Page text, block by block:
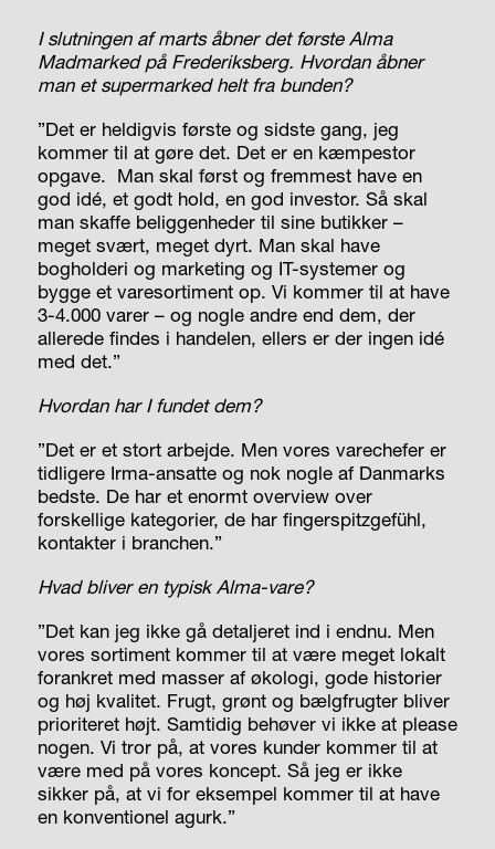
I slutningen af marts åbner det første Alma
Madmarked på Frederiksberg. Hvordan åbner
man et supermarked helt fra bunden?
”Det er heldigvis første og sidste gang, jeg
kommer til at gøre det. Det er en kæmpestor
opgave. Man skal først og fremmest have en
god idé, et godt hold, en god investor. Så skal
man skaffe beliggenheder til sine butikker –
meget svært, meget dyrt. Man skal have
bogholderi og marketing og IT-systemer og
bygge et varesortiment op. Vi kommer til at have
3-4.000 varer – og nogle andre end dem, der
allerede findes i handelen, ellers er der ingen idé
med det.”
Hvordan har I fundet dem?
”Det er et stort arbejde. Men vores varechefer er
tidligere Irma-ansatte og nok nogle af Danmarks
bedste. De har et enormt overviewover
forskellige kategorier, de har fingerspitzgefühl,
kontakter i branchen.”
Hvad bliver en typisk Alma-vare?
”Det kan jeg ikke gå detaljeret ind i endnu. Men
vores sortiment kommer til at være meget lokalt
forankret med masser af økologi, gode historier
og høj kvalitet. Frugt, grønt og bælgfrugter bliver
prioriteret højt. Samtidig behøver vi ikke at please
nogen. Vi tror på, at vores kunder kommer til at
være med på vores koncept. Så jeg er ikke
sikker på, at vi for eksempel kommer til at have
en konventionel agurk.”